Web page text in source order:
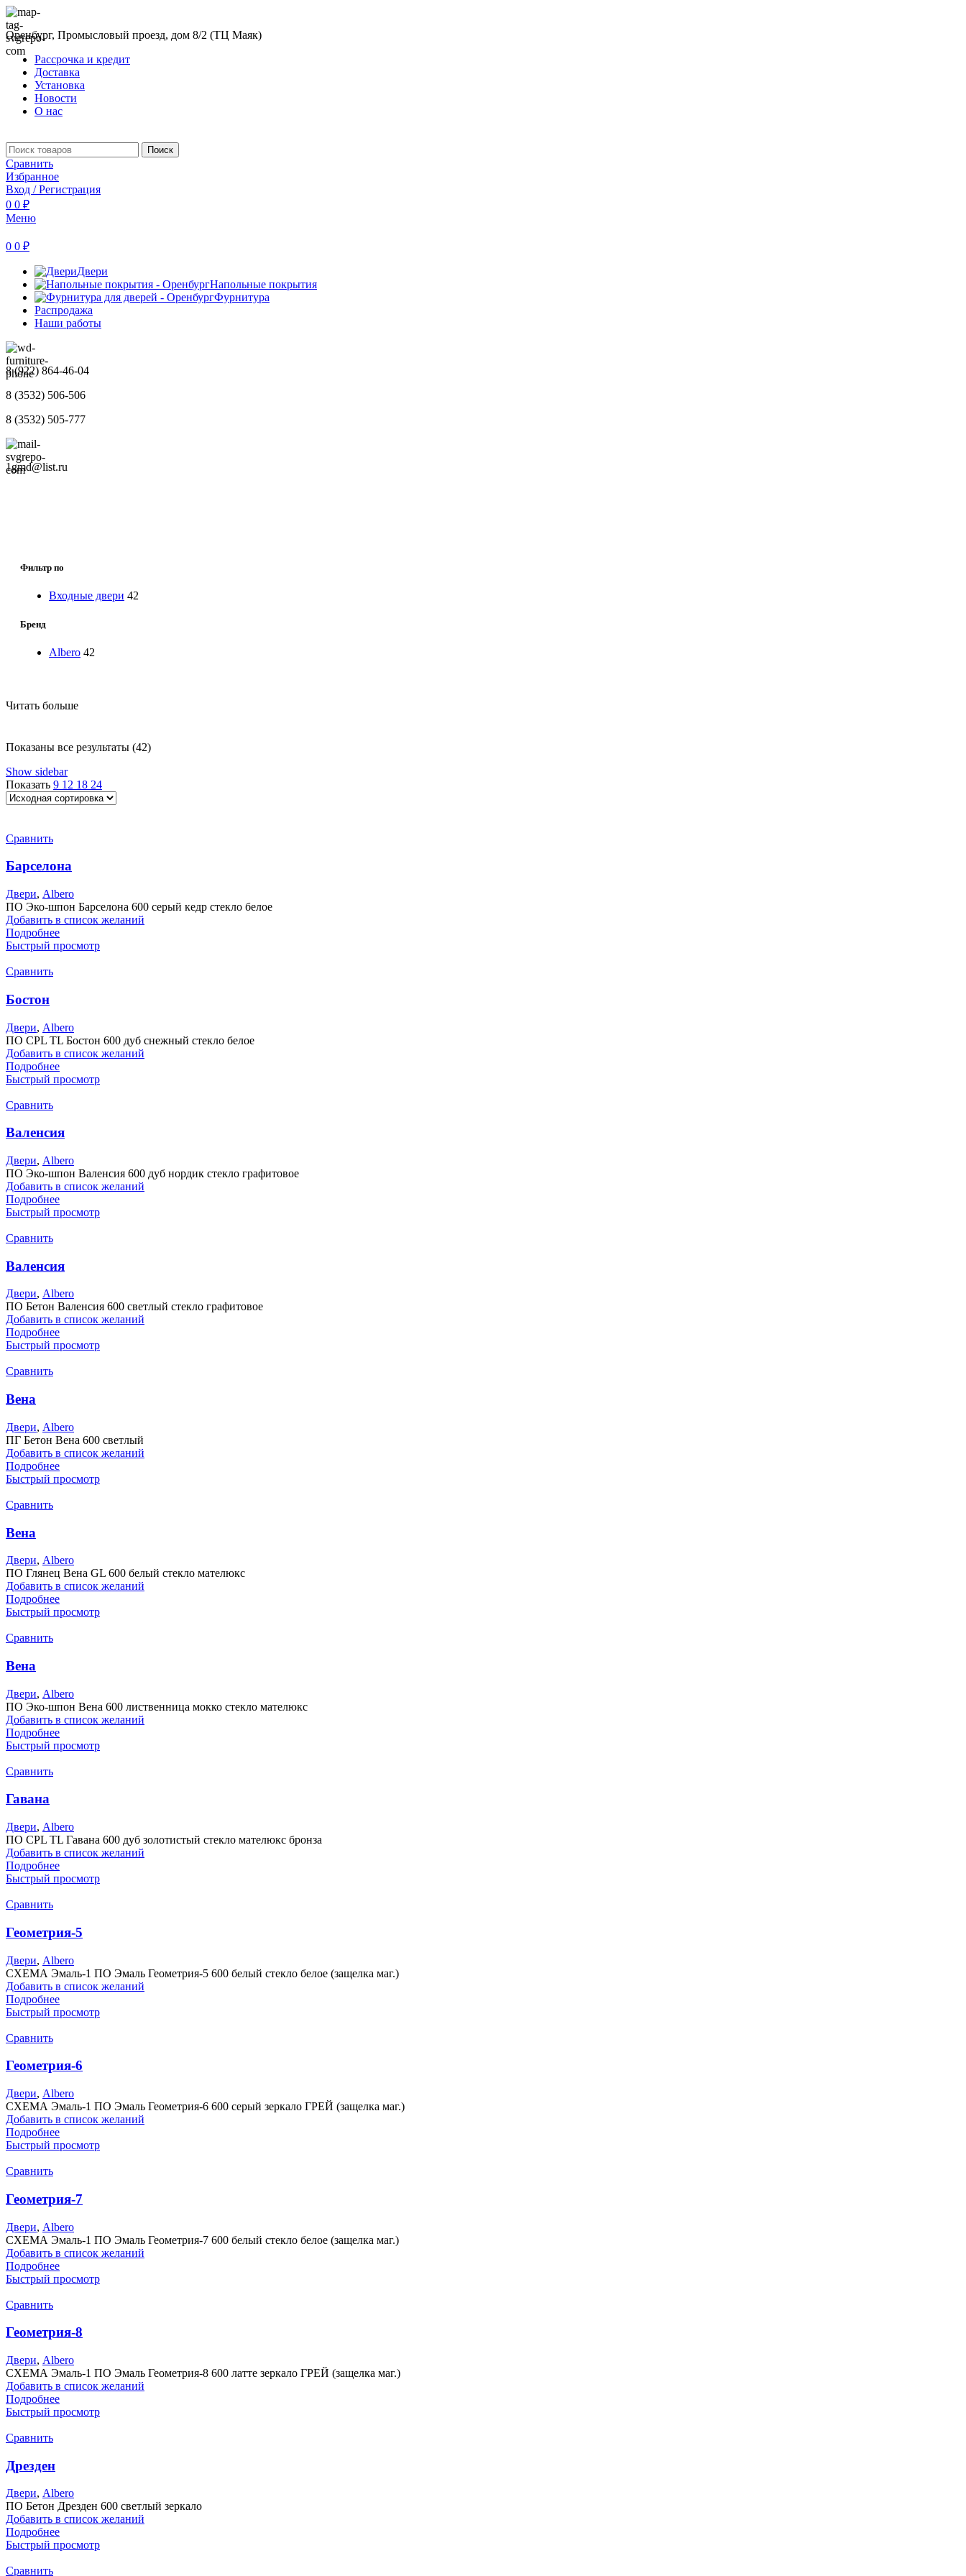
Оренбург, Промысловый проезд, дом 8/2 (ТЦ Маяк)
Рассрочка и кредит
Доставка
Установка
Новости
О нас
Поиск
Сравнить
Избранное
Вход / Регистрация
0 0 ₽
Меню
0 0 ₽
Двери
Напольные покрытия
Фурнитура
Распродажа
Наши работы
8 (922) 864-46-04
8 (3532) 506-506
8 (3532) 505-777
1gmd@list.ru
Фильтр по
Входные двери 42
Бренд
Albero 42
Читать больше
Показаны все результаты (42)
Show sidebar
Показать 9 12 18 24
Сравнить
Барселона
Двери, Albero
ПО Эко-шпон Барселона 600 серый кедр стекло белое
Добавить в список желаний
Подробнее
Быстрый просмотр
Сравнить
Бостон
Двери, Albero
ПО CPL TL Бостон 600 дуб снежный стекло белое
Добавить в список желаний
Подробнее
Быстрый просмотр
Сравнить
Валенсия
Двери, Albero
ПО Эко-шпон Валенсия 600 дуб нордик стекло графитовое
Добавить в список желаний
Подробнее
Быстрый просмотр
Сравнить
Валенсия
Двери, Albero
ПО Бетон Валенсия 600 светлый стекло графитовое
Добавить в список желаний
Подробнее
Быстрый просмотр
Сравнить
Вена
Двери, Albero
ПГ Бетон Вена 600 светлый
Добавить в список желаний
Подробнее
Быстрый просмотр
Сравнить
Вена
Двери, Albero
ПО Глянец Вена GL 600 белый стекло мателюкс
Добавить в список желаний
Подробнее
Быстрый просмотр
Сравнить
Вена
Двери, Albero
ПО Эко-шпон Вена 600 лиственница мокко стекло мателюкс
Добавить в список желаний
Подробнее
Быстрый просмотр
Сравнить
Гавана
Двери, Albero
ПО CPL TL Гавана 600 дуб золотистый стекло мателюкс бронза
Добавить в список желаний
Подробнее
Быстрый просмотр
Сравнить
Геометрия-5
Двери, Albero
СХЕМА Эмаль-1 ПО Эмаль Геометрия-5 600 белый стекло белое (защелка маг.)
Добавить в список желаний
Подробнее
Быстрый просмотр
Сравнить
Геометрия-6
Двери, Albero
СХЕМА Эмаль-1 ПО Эмаль Геометрия-6 600 серый зеркало ГРЕЙ (защелка маг.)
Добавить в список желаний
Подробнее
Быстрый просмотр
Сравнить
Геометрия-7
Двери, Albero
СХЕМА Эмаль-1 ПО Эмаль Геометрия-7 600 белый стекло белое (защелка маг.)
Добавить в список желаний
Подробнее
Быстрый просмотр
Сравнить
Геометрия-8
Двери, Albero
СХЕМА Эмаль-1 ПО Эмаль Геометрия-8 600 латте зеркало ГРЕЙ (защелка маг.)
Добавить в список желаний
Подробнее
Быстрый просмотр
Сравнить
Дрезден
Двери, Albero
ПО Бетон Дрезден 600 светлый зеркало
Добавить в список желаний
Подробнее
Быстрый просмотр
Сравнить